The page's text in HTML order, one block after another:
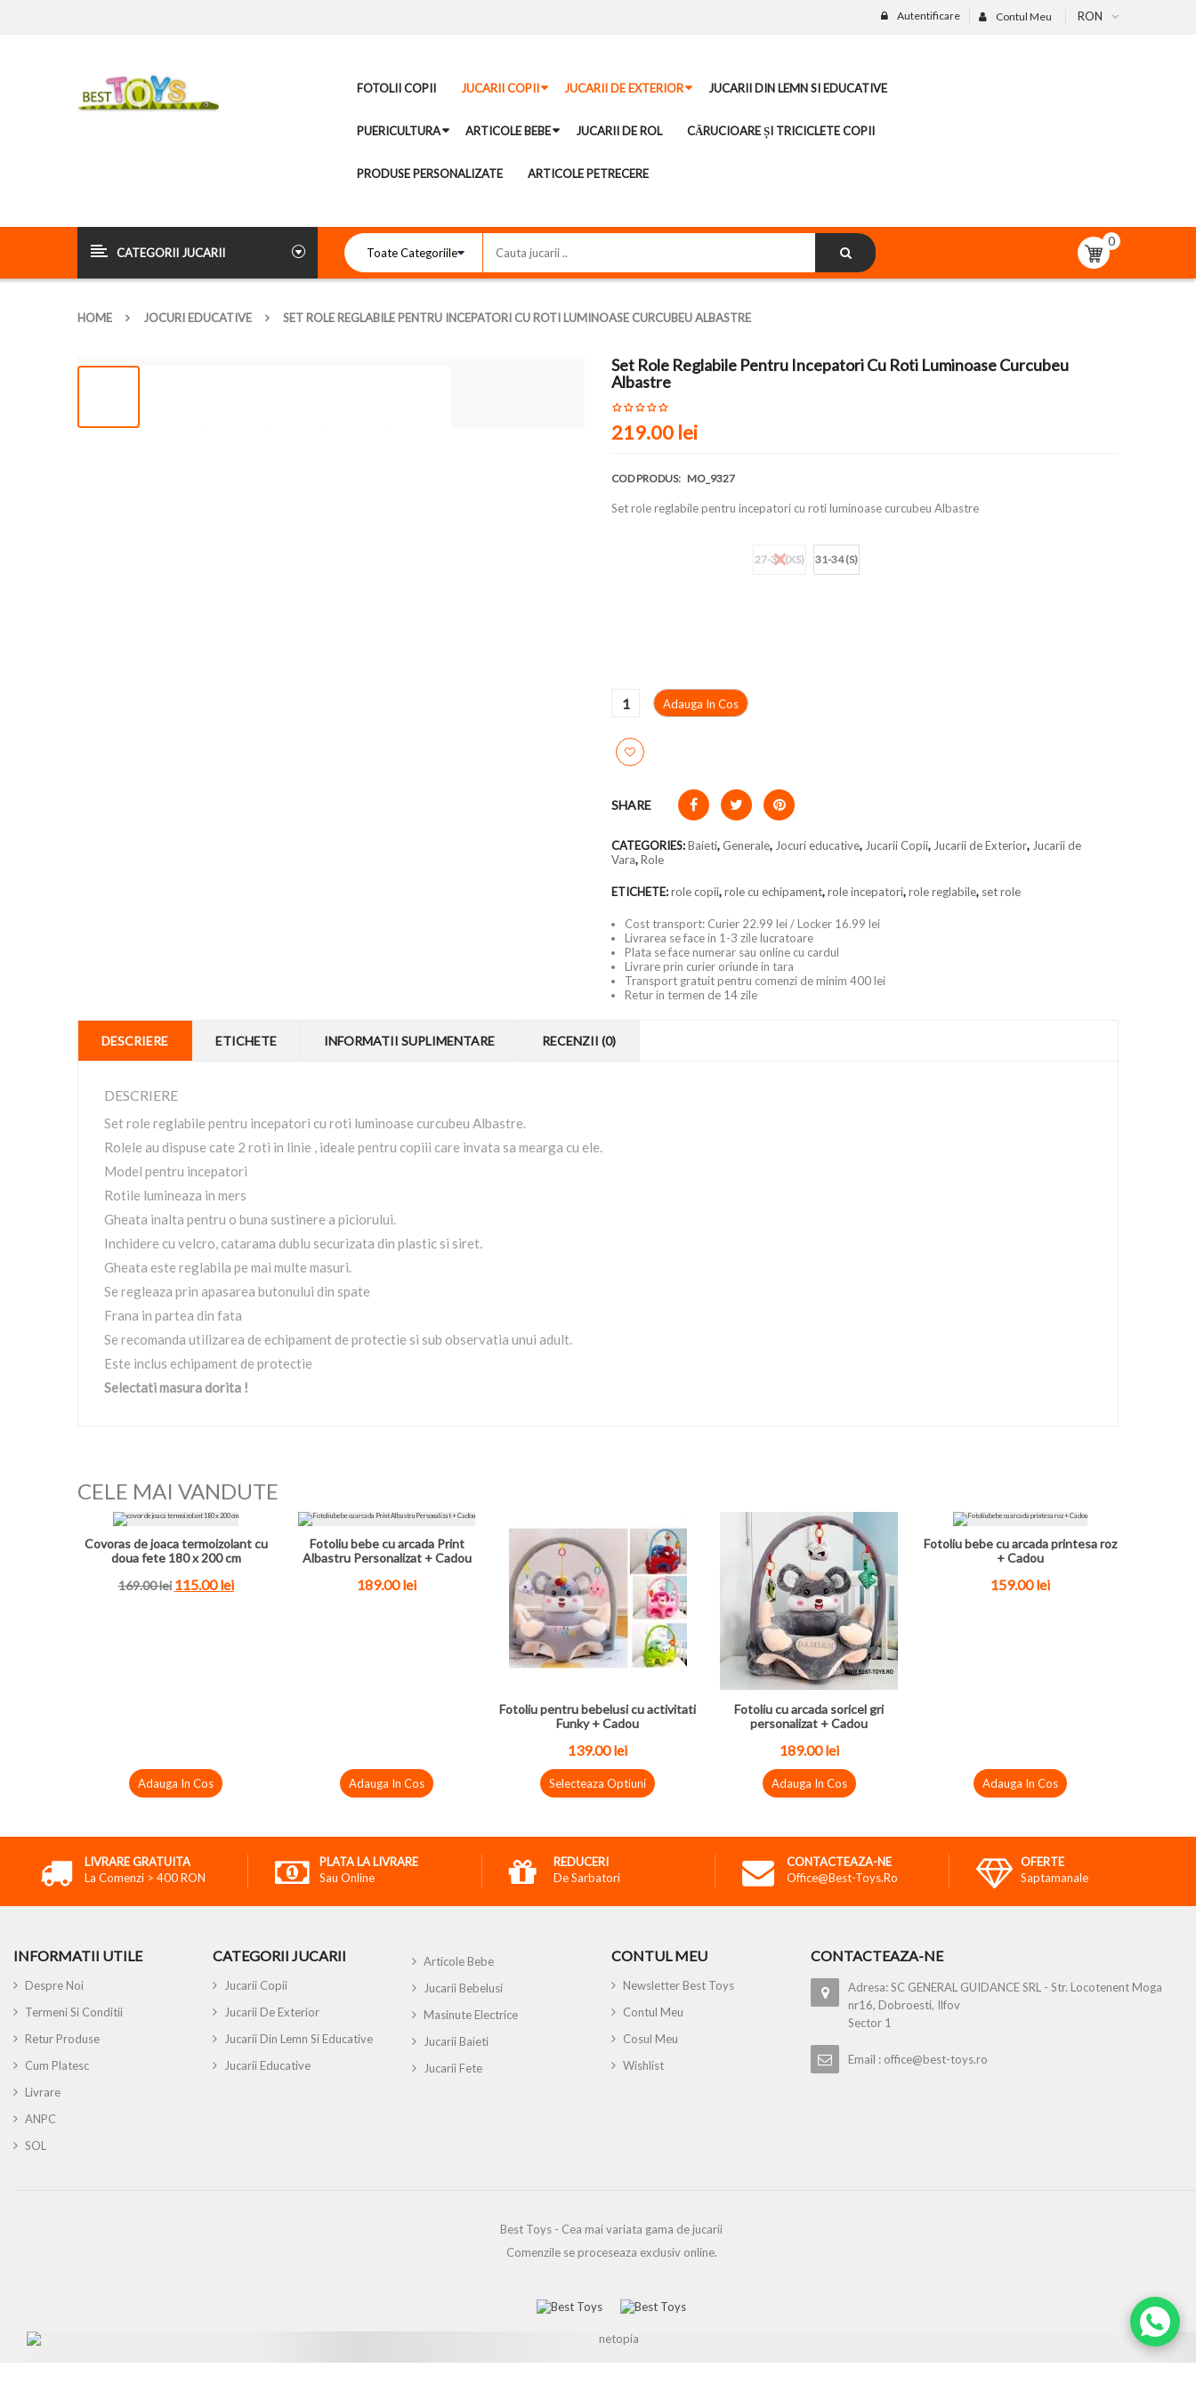
RON
Contul Meu
Autentificare
FOTOLII COPII JUCARII COPII JUCARII DE EXTERIOR JUCARII DIN LEMN SI EDUCATIVE
PUERICULTURA ARTICOLE BEBE JUCARII DE ROL CĂRUCIOARE ȘI TRICICLETE COPII
PRODUSE PERSONALIZATE ARTICOLE PETRECERE
CATEGORII JUCARII
0
HOME JOCURI EDUCATIVE SET ROLE REGLABILE PENTRU INCEPATORI CU ROTI LUMINOASE CURCUBEU ALBASTRE
Set Role Reglabile Pentru Incepatori Cu Roti Luminoase Curcubeu
Albastre
219.00 lei
COD PRODUS: MO_9327
Set role reglabile pentru incepatori cu roti luminoase curcubeu Albastre
27-30 (XS) 31-34 (S)
Adauga In Cos
SHARE
CATEGORIES:Baieti, Generale, Jocuri educative, Jucarii Copii, Jucarii de Exterior, Jucarii de
Vara,Role
ETICHETE:role copii,role cu echipament,role incepatori,role reglabile, set role
Cost transport: Curier 22.99 lei / Locker 16.99 lei
Livrarea se face in 1-3 zile lucratoare
Plata se face numerar sau online cu cardul
Livrare prin curier oriunde in tara
Transport gratuit pentru comenzi de minim 400 lei
Retur in termen de 14 zile
DESCRIERE ETICHETE INFORMATII SUPLIMENTARE RECENZII (0)
DESCRIERE
Set role reglabile pentru incepatori cu roti luminoase curcubeu Albastre.
Rolele au dispuse cate 2 roti in linie , ideale pentru copiii care invata sa mearga cu ele.
Model pentru incepatori
Rotile lumineaza in mers
Gheata inalta pentru o buna sustinere a piciorului.
Inchidere cu velcro, catarama dublu securizata din plastic si siret.
Gheata este reglabila pe mai multe masuri.
Se regleaza prin apasarea butonului din spate
Frana in partea din fata
Se recomanda utilizarea de echipament de protectie si sub observatia unui adult.
Este inclus echipament de protectie
Selectati masura dorita !
CELE MAI VANDUTE
Covoras de joaca termoizolant cu
doua fete 180 x 200 cm
169.00lei 115.00lei
Adauga In Cos
Fotoliu bebe cu arcada Print
Albastru Personalizat + Cadou
189.00lei
Adauga In Cos
Fotoliu pentru bebelusi cu activitati
Funky + Cadou
139.00lei
Selecteaza Optiuni
Fotoliu cu arcada soricel gri
personalizat + Cadou
189.00lei
Adauga In Cos
Fotoliu bebe cu arcada printesa roz
+ Cadou
159.00lei
Adauga In Cos
LIVRARE GRATUITA
La Comenzi > 400 RON
PLATA LA LIVRARE
Sau Online
REDUCERI
De Sarbatori
CONTACTEAZA-NE
Office@best-Toys.ro
OFERTE
Saptamanale
INFORMATII UTILE
Despre Noi
Termeni Si Conditii
Retur Produse
Cum Platesc
Livrare
ANPC
SOL
CATEGORII JUCARII
Jucarii Copii
Jucarii De Exterior
Jucarii Din Lemn Si Educative
Jucarii Educative
Articole Bebe
Jucarii Bebelusi
Masinute Electrice
Jucarii Baieti
Jucarii Fete
CONTUL MEU
Newsletter Best Toys
Contul Meu
Cosul Meu
Wishlist
CONTACTEAZA-NE
Adresa: SC GENERAL GUIDANCE SRL - Str. Locotenent Moga
nr16, Dobroesti, Ilfov
Sector 1
Email : office@best-toys.ro
Best Toys - Cea mai variata gama de jucarii
Comenzile se proceseaza exclusiv online.